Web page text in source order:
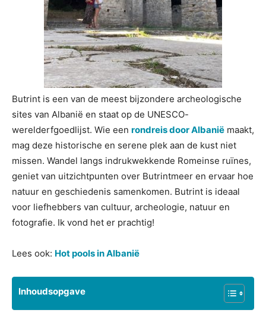
Butrint is een van de meest bijzondere archeologische
sites van Albanië en staat op de UNESCO-
werelderfgoedlijst. Wie een rondreis door Albanië maakt,
mag deze historische en serene plek aan de kust niet
missen. Wandel langs indrukwekkende Romeinse ruïnes,
geniet van uitzichtpunten over Butrintmeer en ervaar hoe
natuur en geschiedenis samenkomen. Butrint is ideaal
voor liefhebbers van cultuur, archeologie, natuur en
fotografie. Ik vond het er prachtig!
Lees ook: Hot pools in Albanië
Inhoudsopgave